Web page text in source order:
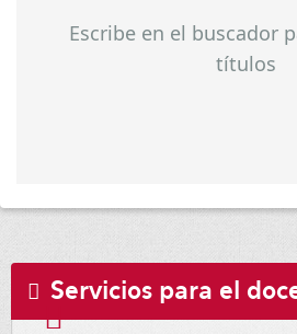
Servicios para el